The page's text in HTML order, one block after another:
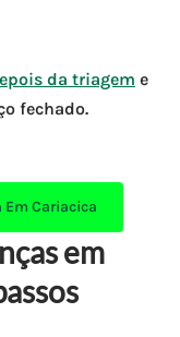
da triagem e
fechado.
Cariacica
em